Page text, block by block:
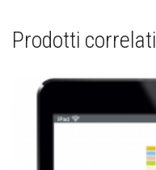
Prodotti correlati